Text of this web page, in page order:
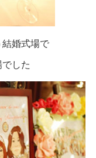
婚式場で
した